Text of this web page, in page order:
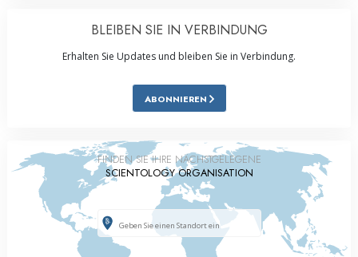
BLEIBEN SIE IN VERBINDUNG
Erhalten Sie Updates und bleiben Sie in Verbindung.
ABONNIEREN
FINDEN SIE IHRE NÄCHSTGELEGENE
SCIENTOLOGY ORGANISATION